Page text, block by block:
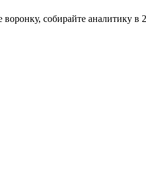
собирайте аналитику в